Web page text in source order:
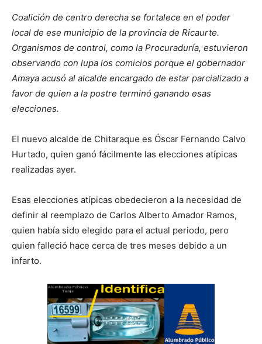
Coalición de centro derecha se fortalece en el poder
local de ese municipio de la provincia de Ricaurte.
Organismos de control, como la Procuraduría, estuvieron
observando con lupa los comicios porque el gobernador
Amaya acusó al alcalde encargado de estar parcializado a
favor de quien a la postre terminó ganando esas
elecciones.
El nuevo alcalde de Chitaraque es Óscar Fernando Calvo
Hurtado, quien ganó fácilmente las elecciones atípicas
realizadas ayer.
Esas elecciones atípicas obedecieron a la necesidad de
definir al reemplazo de Carlos Alberto Amador Ramos,
quien había sido elegido para el actual periodo, pero
quien falleció hace cerca de tres meses debido a un
infarto.